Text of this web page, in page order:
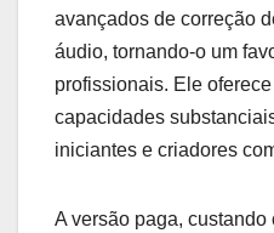
avançados de correção
áudio, tornando-o um
profissionais. Ele
capacidades
iniciantes e criadores
A versão paga, custando